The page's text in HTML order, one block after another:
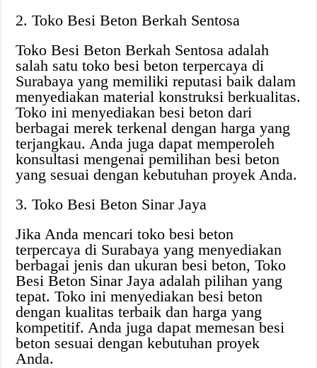
2. Toko Besi Beton Berkah Sentosa
Toko Besi Beton Berkah Sentosa adalah
salah satu toko besi beton terpercaya di
Surabaya yang memiliki reputasi baik dalam
menyediakan material konstruksi berkualitas.
Toko ini menyediakan besi beton dari
berbagai merek terkenal dengan harga yang
terjangkau. Anda juga dapat memperoleh
konsultasi mengenai pemilihan besi beton
yang sesuai dengan kebutuhan proyek Anda.
3. Toko Besi Beton Sinar Jaya
Jika Anda mencari toko besi beton
terpercaya di Surabaya yang menyediakan
berbagai jenis dan ukuran besi beton, Toko
Besi Beton Sinar Jaya adalah pilihan yang
tepat. Toko ini menyediakan besi beton
dengan kualitas terbaik dan harga yang
kompetitif. Anda juga dapat memesan besi
beton sesuai dengan kebutuhan proyek
Anda.